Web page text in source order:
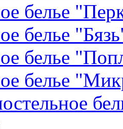
белье
белье
белье
белье